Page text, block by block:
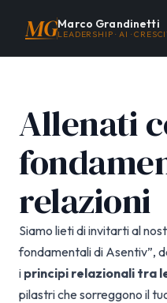
MGMarco Grandinetti
LEADERSHIP · AI ·
Allenati
relazioni
Siamo lieti di invitarti al
fondamentali di Asentiv”,
i principi relazionali tra
pilastri che sorreggono il